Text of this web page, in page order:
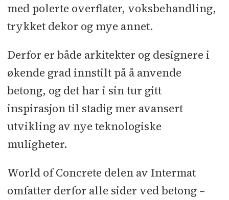
med polerte overflater, voksbehandling,
trykket dekor og mye annet.
Derfor er både arkitekter og designere i
økende grad innstilt på å anvende
betong, og det har i sin tur gitt
inspirasjon til stadig mer avansert
utvikling av nye teknologiske
muligheter.
World of Concrete delen av Intermat
omfatter derfor alle sider ved betong –